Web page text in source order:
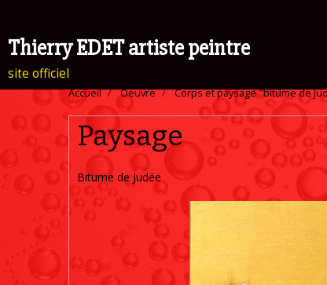
Thierry EDET artiste peintre
site officiel
Accueil Oeuvre Corps et paysage "bitume de
Paysage
Bitume de Judée